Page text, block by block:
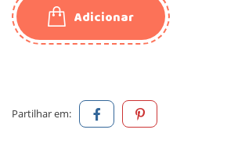
Adicionar
Partilhar em: